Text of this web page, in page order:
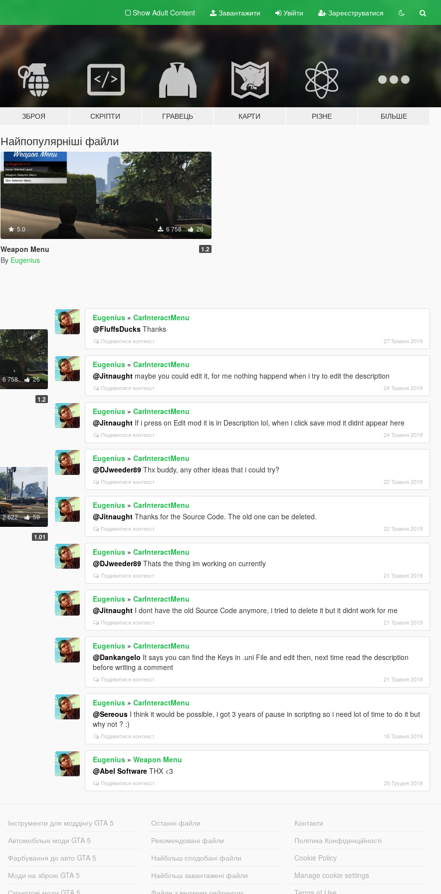
Show Adult Content Завантажити Увійти Зареєструватися
ЗБРОЯ СКРІПТИ ГРАВЕЦЬ КАРТИ РІЗНЕ БІЛЬШЕ
Найпопулярніші файли
5.0 6 758 26
Weapon Menu 1.2
By Eugenius
6 758 26
1.2
2 622 59
1.01
Eugenius »CarInteractMenu
@FluffsDucks Thanks
Подивитися контекст 27 Травня 2019
Eugenius »CarInteractMenu
@Jitnaught maybe you could edit it, for me nothing happend when i try to edit the description
Подивитися контекст 24 Травня 2019
Eugenius »CarInteractMenu
@Jitnaught If i press on Edit mod it is in Description lol, when i click save mod it didnt appear here
Подивитися контекст 24 Травня 2019
Eugenius »CarInteractMenu
@DJweeder89 Thx buddy, any other ideas that i could try?
Подивитися контекст 22 Травня 2019
Eugenius »CarInteractMenu
@Jitnaught Thanks for the Source Code. The old one can be deleted.
Подивитися контекст 22 Травня 2019
Eugenius »CarInteractMenu
@DJweeder89 Thats the thing im working on currently
Подивитися контекст 21 Травня 2019
Eugenius »CarInteractMenu
@Jitnaught I dont have the old Source Code anymore, i tried to delete it but it didnt work for me
Подивитися контекст 21 Травня 2019
Eugenius »CarInteractMenu
@Dankangelo It says you can find the Keys in .uni File and edit then, next time read the description
before writing a comment
Подивитися контекст 21 Травня 2019
Eugenius »CarInteractMenu
@Sereous I think it would be possible, i got 3 years of pause in scripting so i need lot of time to do it but
why not ? :)
Подивитися контекст 18 Травня 2019
Eugenius »Weapon Menu
@Abel Software THX <3
Подивитися контекст 20 Грудня 2018
Інструменти для моддінгу GTA 5
Автомобільні моди GTA 5
Фарбування до авто GTA 5
Моди на зброю GTA 5
Останні файли
Рекомендовані файли
Найбільш сподобані файли
Найбільш завантажені файли
Контакти
Політика Конфіденційності
Cookie Policy
Manage cookie settings